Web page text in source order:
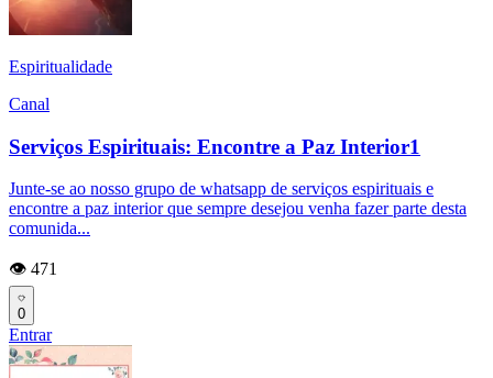
Espiritualidade
Canal
Serviços Espirituais: Encontre a Paz Interior1
Junte-se ao nosso grupo de whatsapp de serviços espirituais e
encontre a paz interior que sempre desejou venha fazer parte desta
comunida...
👁️ 471
0
Entrar